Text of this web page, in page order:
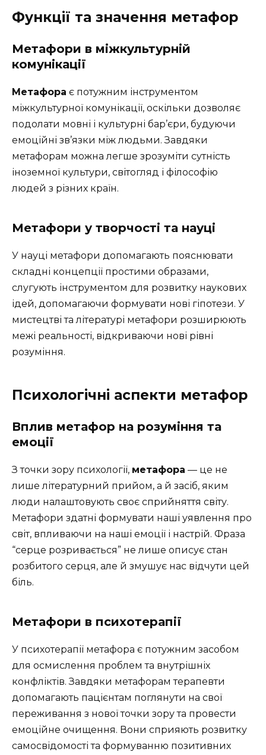
Функції та значення метафор
Метафори в міжкультурній
комунікації
Метафора є потужним інструментом
міжкультурної комунікації, оскільки дозволяє
подолати мовні і культурні бар’єри, будуючи
емоційні зв’язки між людьми. Завдяки
метафорам можна легше зрозуміти сутність
іноземної культури, світогляд і філософію
людей з різних країн.
Метафори у творчості та науці
У науці метафори допомагають пояснювати
складні концепції простими образами,
слугують інструментом для розвитку наукових
ідей, допомагаючи формувати нові гіпотези. У
мистецтві та літературі метафори розширюють
межі реальності, відкриваючи нові рівні
розуміння.
Психологічні аспекти метафор
Вплив метафор на розуміння та
емоції
З точки зору психології, метафора — це не
лише літературний прийом, а й засіб, яким
люди налаштовують своє сприйняття світу.
Метафори здатні формувати наші уявлення про
світ, впливаючи на наші емоції і настрій. Фраза
“серце розривається” не лише описує стан
розбитого серця, але й змушує нас відчути цей
біль.
Метафори в психотерапії
У психотерапії метафора є потужним засобом
для осмислення проблем та внутрішніх
конфліктів. Завдяки метафорам терапевти
допомагають пацієнтам поглянути на свої
переживання з нової точки зору та провести
емоційне очищення. Вони сприяють розвитку
самосвідомості та формуванню позитивних